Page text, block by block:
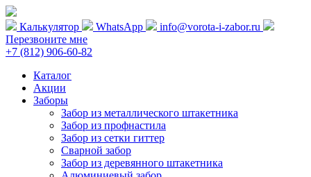
Калькулятор WhatsApp
info@vorota-i-zabor.ru
Перезвоните мне
+7 (812) 906-60-82
Каталог
Акции
Заборы
Забор из металлического штакетника
Забор из профнастила
Забор из сетки гиттер
Сварной забор
Забор из деревянного штакетника